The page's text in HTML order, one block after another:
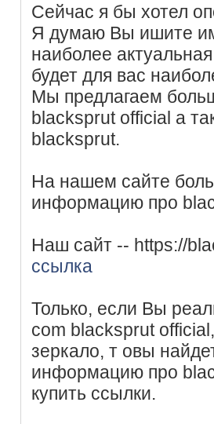
Сейчас я бы хотел
Я думаю Вы ишите
наиболее
будет для вас
Мы предлагаем
blacksprut official а
blacksprut.
На нашем сайте
информацию про
Наш сайт -- https://
ссылка
Только, если Вы
com blacksprut
зеркало, т овы
информацию про
купить ссылки.